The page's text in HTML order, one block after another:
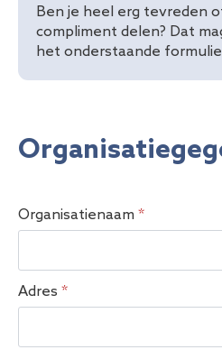
Ben je heel erg tevreden
compliment delen? Dat
het onderstaande
Organisatienaam *
Adres *